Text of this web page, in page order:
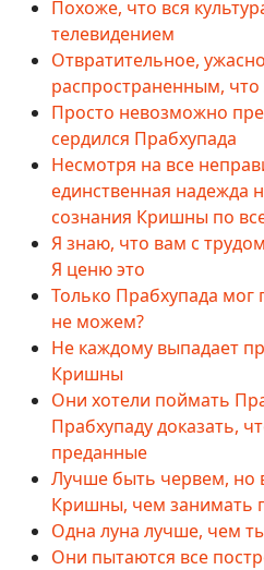
Похоже, что вся
телевидением
Отвратительное,
распространенным, что
Просто невозможно
сердился Прабхупада
Несмотря на все
единственная надежда
сознания Кришны по
Я знаю, что вам с
Я ценю это
Только Прабхупада мог
не можем?
Не каждому выпадает
Кришны
Они хотели поймать
Прабхупаду доказать,
преданные
Лучше быть червем, но
Кришны, чем занимать
Одна луна лучше, чем
Они пытаются все